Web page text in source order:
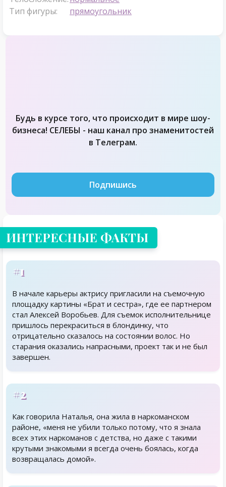
Тип фигуры:
прямоугольник
Будь в курсе того, что происходит в мире шоу-
бизнеса! СЕЛЕБЫ - наш канал про знаменитостей
в Телеграм.
Подпишись
ИНТЕРЕСНЫЕ ФАКТЫ
#1
В начале карьеры актрису пригласили на съемочную
площадку картины «Брат и сестра», где ее партнером
стал Алексей Воробьев. Для съемок исполнительнице
пришлось перекраситься в блондинку, что
отрицательно сказалось на состоянии волос. Но
старания оказались напрасными, проект так и не был
завершен.
#2
Как говорила Наталья, она жила в наркоманском
районе, «меня не убили только потому, что я знала
всех этих наркоманов с детства, но даже с такими
крутыми знакомыми я всегда очень боялась, когда
возвращалась домой».